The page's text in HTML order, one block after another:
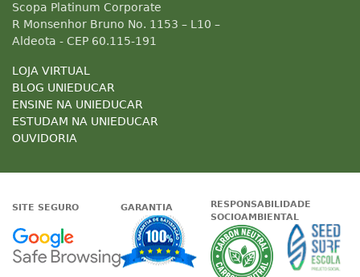
Scopa Platinum Corporate
R Monsenhor Bruno No. 1153 – L10 –
Aldeota - CEP 60.115-191
LOJA VIRTUAL
BLOG UNIEDUCAR
ENSINE NA UNIEDUCAR
ESTUDAM NA UNIEDUCAR
OUVIDORIA
SITE SEGURO
Google - Status do site no
GARANTIA
Garantia de
RESPONSABILIDADE
SOCIOAMBIENTAL
A